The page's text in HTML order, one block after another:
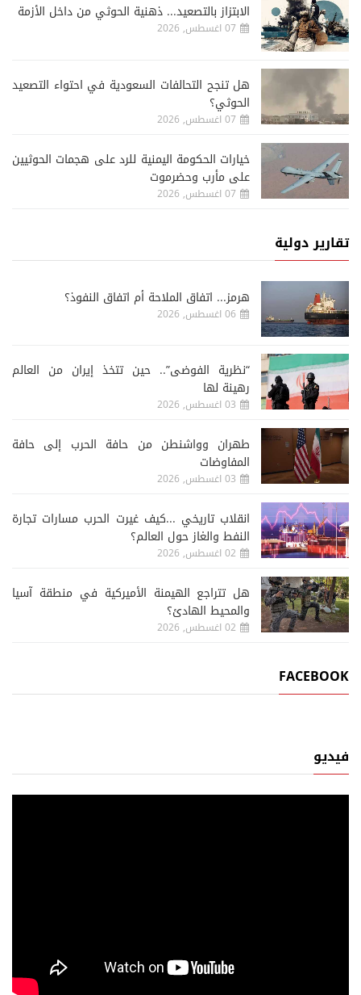
الابتزاز بالتصعيد... ذهنية الحوثي من داخل الأزمة
07 اغسطس, 2026
هل تنجح التحالفات السعودية في احتواء التصعيد
الحوثي؟
07 اغسطس, 2026
خيارات الحكومة اليمنية للرد على هجمات الحوثيين
على مأرب وحضرموت
07 اغسطس, 2026
تقارير دولية
هرمز... اتفاق الملاحة أم اتفاق النفوذ؟
06 اغسطس, 2026
“نظرية الفوضى”.. حين تتخذ إيران من العالم
رهينة لها
03 اغسطس, 2026
طهران وواشنطن من حافة الحرب إلى حافة
المفاوضات
03 اغسطس, 2026
انقلاب تاريخي ...كيف غيرت الحرب مسارات تجارة
النفط والغاز حول العالم؟
02 اغسطس, 2026
هل تتراجع الهيمنة الأميركية في منطقة آسيا
والمحيط الهادئ؟
02 اغسطس, 2026
FACEBOOK
فيديو